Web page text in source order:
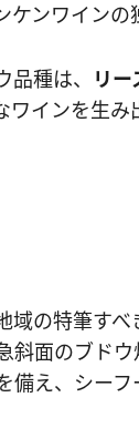
ンワインの
種は、 リ
インを生
域の特筆す
斜面のブド
備え、シー